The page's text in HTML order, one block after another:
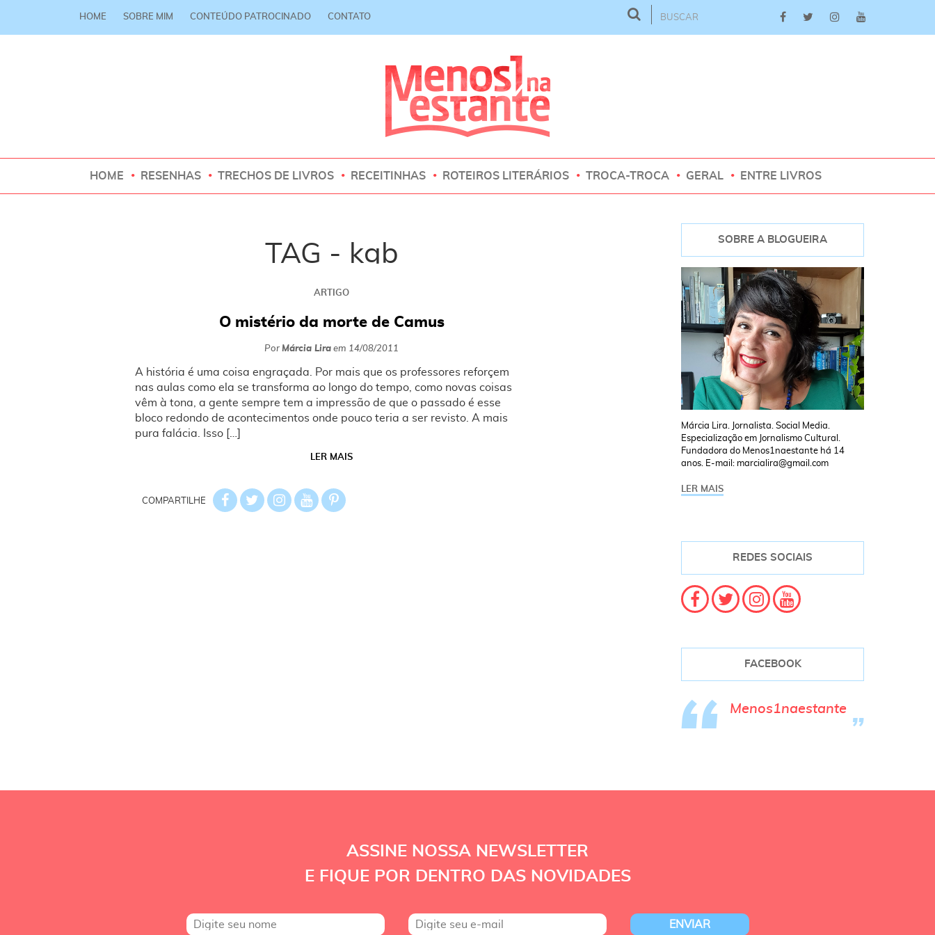
HOME SOBRE MIM CONTEÚDO PATROCINADO CONTATO
HOME RESENHAS TRECHOS DE LIVROS RECEITINHAS ROTEIROS LITERÁRIOS TROCA-TROCA GERAL ENTRE LIVROS
TAG - kgb
ARTIGO
O mistério da morte de Camus
PorMárcia Lira em 14/08/2011
A história é uma coisa engraçada. Por mais que os professores reforçem
nas aulas como ela se transforma ao longo do tempo, como novas coisas
vêm à tona, a gente sempre tem a impressão de que o passado é esse
bloco redondo de acontecimentos onde pouco teria a ser revisto. A mais
pura falácia. Isso […]
LER MAIS
COMPARTILHE
SOBRE A BLOGUEIRA
Márcia Lira. Jornalista. Social Media.
Especialização em Jornalismo Cultural.
Fundadora do Menos1naestante há 14
anos. E-mail: marcialira@gmail.com
LER MAIS
REDES SOCIAIS
FACEBOOK
Menos1naestante
ASSINE NOSSA NEWSLETTER
E FIQUE POR DENTRO DAS NOVIDADES